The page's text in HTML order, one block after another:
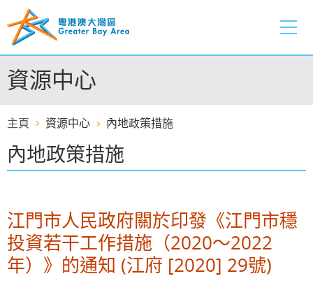
至
容
的
開
資源中心
主頁 資源中心 內地政策措施
內地政策措施
江門市人民政府關於印發《江門市穩
投資若干工作措施（2020～2022
年）》的通知 (江府 [2020] 29號)